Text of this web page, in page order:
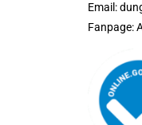
Email:
Fanpage: